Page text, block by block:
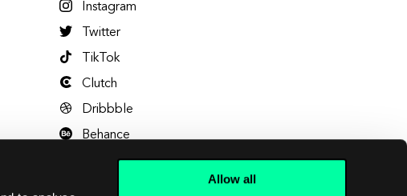
Allow all
Instagram
Twitter
TikTok
Clutch
Dribbble
Behance